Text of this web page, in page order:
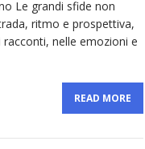
dalla Svizzera per
prima dei
Le grandi sfide non
ritmo e prospettiva,
nelle emozioni e
READ MORE